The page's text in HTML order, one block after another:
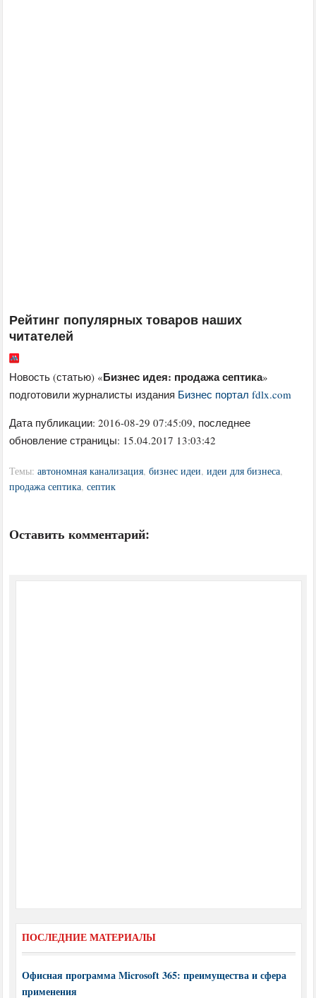
Рейтинг популярных товаров наших
читателей
Новость (статью) «Бизнес идея: продажа септика»
подготовили журналисты издания Бизнес портал fdlx.com
Дата публикации:2016-08-29 07:45:09, последнее
обновление страницы: 15.04.2017 13:03:42
Темы:автономная канализация,бизнес идеи,идеи для бизнеса,
продажа септика,септик
Оставить комментарий:
ПОСЛЕДНИЕ МАТЕРИАЛЫ
Офисная программа Microsoft 365: преимущества и сфера
применения